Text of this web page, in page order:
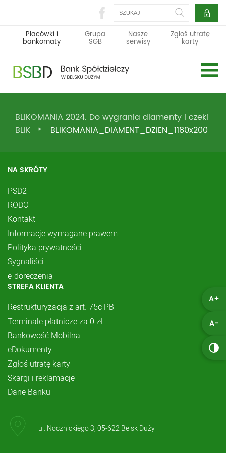
A+
A-
Szukaj
Placówki i
bankomaty
Grupa
SGB
Nasze
serwisy
Zgłoś utratę
karty
BLIKOMANIA 2024. Do wygrania diamenty i czeki
BLIK
BLIKOMANIA_DIAMENT_DZIEN_1180x200
NA SKRÓTY
PSD2
RODO
Kontakt
Informacje wymagane prawem
Polityka prywatności
Sygnaliści
e-doręczenia
STREFA KLIENTA
Restrukturyzacja z art. 75c PB
Terminale płatnicze za 0 zł
Bankowość Mobilna
eDokumenty
Zgłoś utratę karty
Skargi i reklamacje
Dane Banku
ul. Nocznickiego 3, 05-622 Belsk Duży